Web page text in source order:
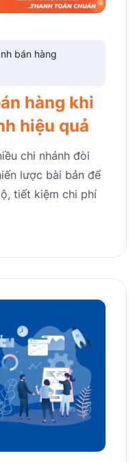
bán hàng
hàng khi
hiệu quả
chi nhánh đòi
lược bài bản để
tiết kiệm chi phí